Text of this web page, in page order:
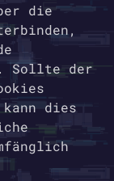
die
Sollte der
dies